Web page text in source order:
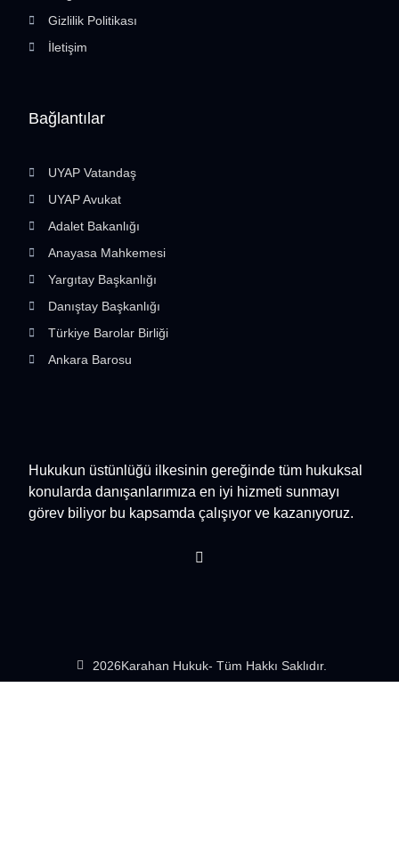
Hukukun üstünlüğü ilkesinin gereğinde tüm hukuksal
konularda danışanlarımıza en iyi hizmeti sunmayı
görev biliyor bu kapsamda çalışıyor ve kazanıyoruz.
Bağlantılar
UYAP Vatandaş
UYAP Avukat
Adalet Bakanlığı
Anayasa Mahkemesi
Yargıtay Başkanlığı
Danıştay Başkanlığı
Türkiye Barolar Birliği
Ankara Barosu
Gizlilik Politikası
İletişim
2026Karahan Hukuk- Tüm Hakkı Saklıdır.